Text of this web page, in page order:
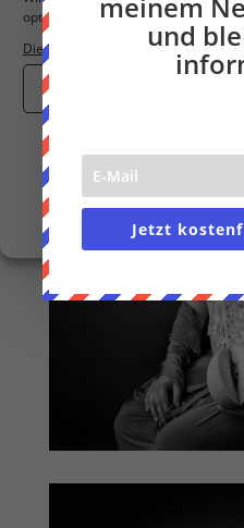
optimieren.
Dienste verwalten
Cookie-Richtlinie
und
Jetzt